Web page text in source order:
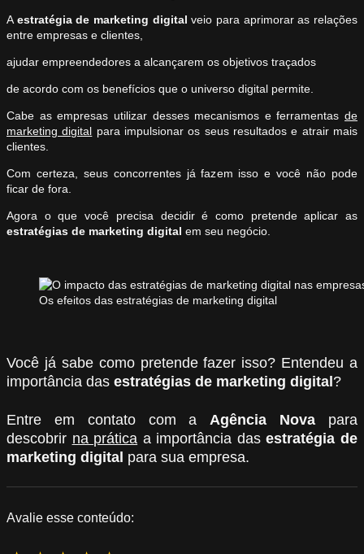
A estratégia de marketing digital veio para aprimorar as relações
entre empresas e clientes,
ajudar empreendedores a alcançarem os objetivos traçados
de acordo com os benefícios que o universo digital permite.
Cabe as empresas utilizar desses mecanismos e ferramentas de
marketing digital para impulsionar os seus resultados e atrair mais
clientes.
Com certeza, seus concorrentes já fazem isso e você não pode
ficar de fora.
Agora o que você precisa decidir é como pretende aplicar as
estratégias de marketing digital em seu negócio.
Os efeitos das estratégias de marketing digital
Você já sabe como pretende fazer isso? Entendeu a
importância das estratégias de marketing digital ?
Entre em contato com aAgência Nova para
descobrir na prática a importância dasestratégia de
marketing digital para sua empresa.
Avalie esse conteúdo: